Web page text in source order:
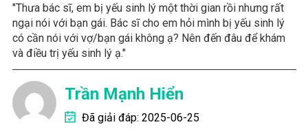
"Thưa bác sĩ, em bị yếu sinh lý một thời gian rồi nhưng rất
ngại nói với bạn gái. Bác sĩ cho em hỏi mình bị yếu sinh lý
có cần nói với vợ/bạn gái không ạ? Nên đến đâu để khám
và điều trị yếu sinh lý ạ."
Trần Mạnh Hiển
Đã giải đáp: 2025-06-25